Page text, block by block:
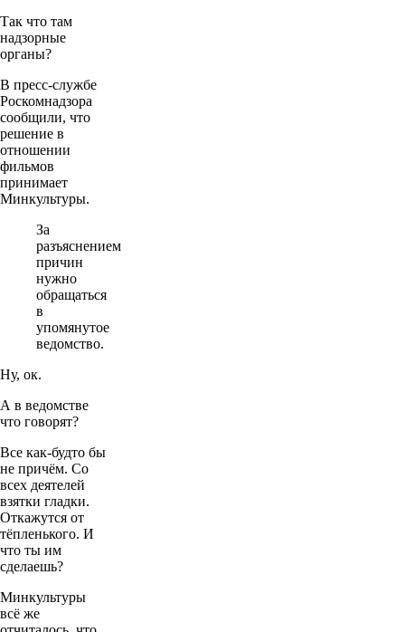
Так что там
надзорные
органы?
В пресс-службе
Роскомнадзора
сообщили, что
решение в
отношении
фильмов
принимает
Минкультуры.
За
разъяснением
причин
нужно
обращаться
в
упомянутое
ведомство.
Ну, ок.
А в ведомстве
что говорят?
Все как-будто бы
не причём. Со
всех деятелей
взятки гладки.
Откажутся от
тёпленького. И
что ты им
сделаешь?
Минкультуры
всё же